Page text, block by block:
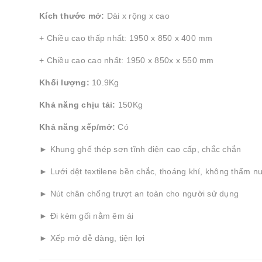
Kích thước mở: Dài x rộng x cao
+ Chiều cao thấp nhất: 1950 x 850 x 400 mm
+ Chiều cao cao nhất: 1950 x 850x x 550 mm
Khối lượng: 10.9Kg
Khả năng chịu tải: 150Kg
Khả năng xếp/mở:Có
► Khung ghế thép sơn tĩnh điện cao cấp, chắc chắn
► Lưới dệt textilene bền chắc, thoáng khí, không thấm
► Nút chân chống trượt an toàn cho người sử dụng
► Đi kèm gối nằm êm ái
► Xếp mở dễ dàng, tiện lợi